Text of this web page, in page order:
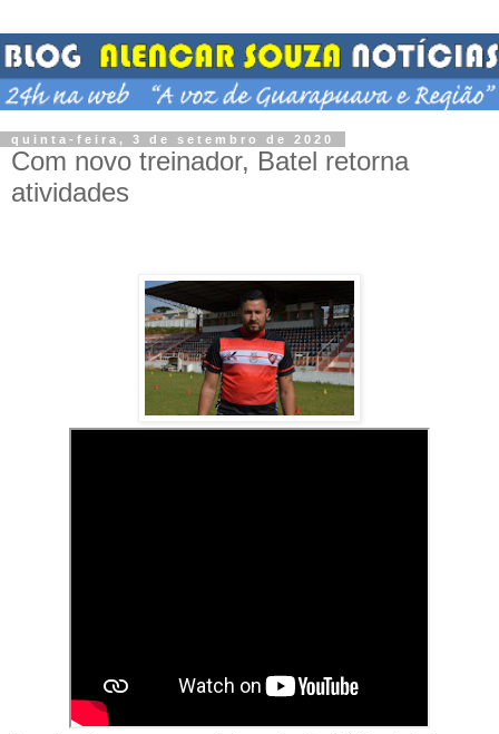
quinta-feira, 3 de setembro de 2020
Com novo treinador, Batel retorna
atividades